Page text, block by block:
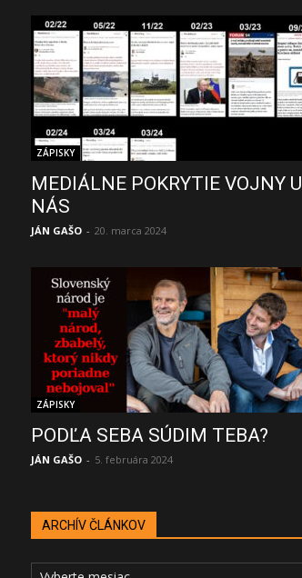
ZÁPISKY
MEDIÁLNE POKRYTIE VOJNY U
NÁS
JÁN GAŠO - 20. marca 2024
ZÁPISKY
PODĽA SEBA SÚDIM TEBA?
JÁN GAŠO - 5. februára 2024
ARCHÍV ČLÁNKOV
ARCHÍV